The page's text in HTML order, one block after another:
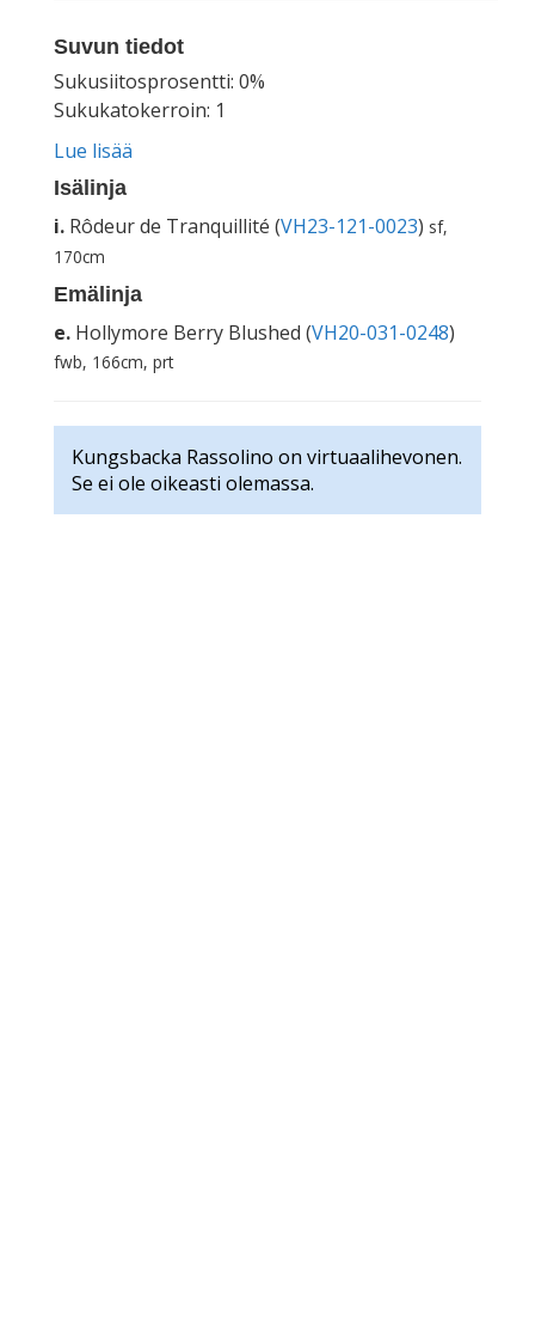
Suvun tiedot
Sukusiitosprosentti: 0%
Sukukatokerroin: 1
Lue lisää
Isälinja
i. Rôdeur de Tranquillité (VH23-121-0023) sf,
170cm
Emälinja
e. Hollymore Berry Blushed (VH20-031-0248)
fwb, 166cm, prt
Kungsbacka Rassolino on virtuaalihevonen.
Se ei ole oikeasti olemassa.